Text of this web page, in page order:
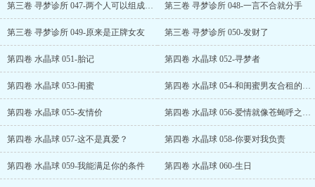
第三卷 寻梦诊所 047-两个人可以组成一个家 第三卷 寻梦诊所 048-一言不合就分手
第三卷 寻梦诊所 049-原来是正牌女友 第三卷 寻梦诊所 050-发财了
第四卷 水晶球 051-胎记 第四卷 水晶球 052-寻梦者
第四卷 水晶球 053-闺蜜 第四卷 水晶球 054-和闺蜜男友合租的日子
第四卷 水晶球 055-友情价 第四卷 水晶球 056-爱情就像苍蝇呼之不来挥之不去
第四卷 水晶球 057-这不是真爱？ 第四卷 水晶球 058-你要对我负责
第四卷 水晶球 059-我能满足你的条件 第四卷 水晶球 060-生日